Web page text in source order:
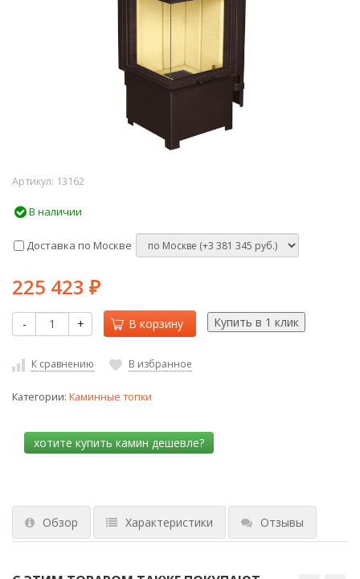
Артикул: 13162
В наличии
Доставка по Москве
225 423 ₽
- + В корзину
К сравнению В избранное
Категории: Каминные топки
Обзор Характеристики Отзывы